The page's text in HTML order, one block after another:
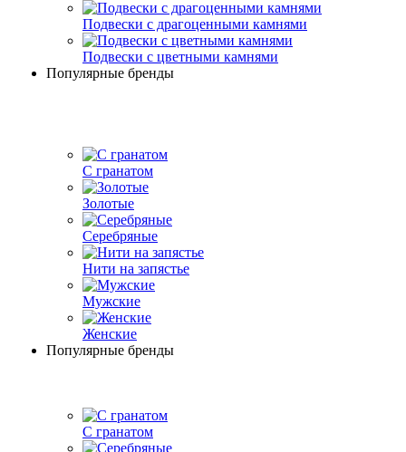
Подвески с драгоценными камнями
Подвески с цветными камнями
Популярные бренды
С гранатом
Золотые
Серебряные
Нити на запястье
Мужские
Женские
Популярные бренды
С гранатом